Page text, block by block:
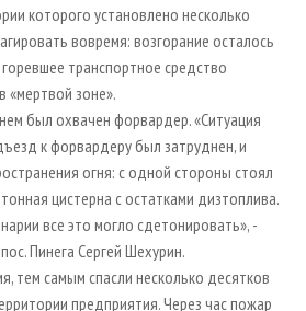
которого установлено несколько
вовремя: возгорание осталось
транспортное средство
«мертвой зоне».
был охвачен форвардер. «Ситуация
к форвардеру был затруднен, и
огня: с одной стороны стоял
цистерна с остатками дизтоплива.
все это могло сдетонировать», -
Пинега Сергей Шехурин.
тем самым спасли несколько десятков
предприятия. Через час пожар